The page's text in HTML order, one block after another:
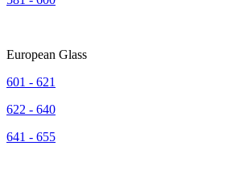
European Glass
601 - 621
622 - 640
641 - 655